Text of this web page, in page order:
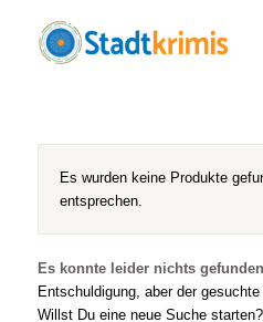
Es wurden keine Produkte
entsprechen.
Es konnte leider nichts
Entschuldigung, aber der
Willst Du eine neue Suche starten?